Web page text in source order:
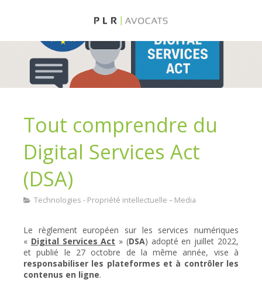
Tout comprendre du
Digital Services Act
(DSA)
Technologies - Propriété intellectuelle – Media
Le règlement européen sur les services numériques
« Digital Services Act » (DSA) adopté en juillet 2022,
et publié le 27 octobre de la même année, vise à
responsabiliser les plateformes et à contrôler les
contenus en ligne.